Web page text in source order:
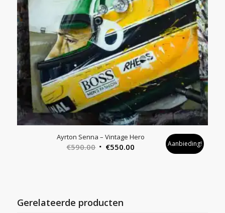
Ayrton Senna – Vintage Hero
€590.00 Oorspronkelijke
€550.00 Aanbieding!
Gerelateerde producten